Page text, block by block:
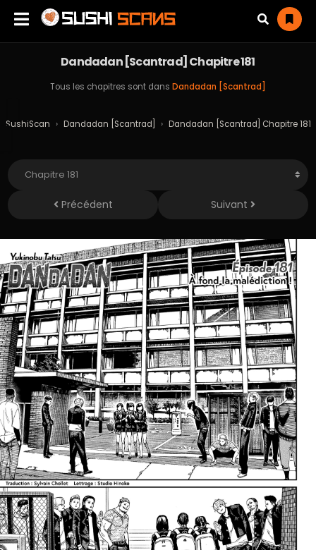
Dandadan [Scantrad] Chapitre 181
Tous les chapitres sont dans Dandadan [Scantrad]
SushiScan › Dandadan [Scantrad] › Dandadan [Scantrad] Chapitre 181
Précédent Suivant